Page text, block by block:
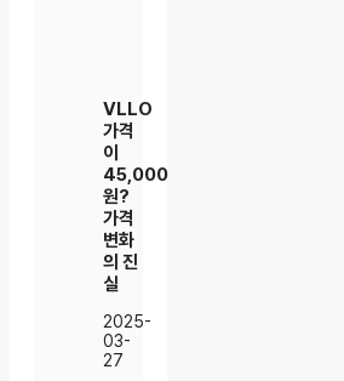
VLLO
가격
이
45,000
원?
가격
변화
의 진
실
2025-
03-
27